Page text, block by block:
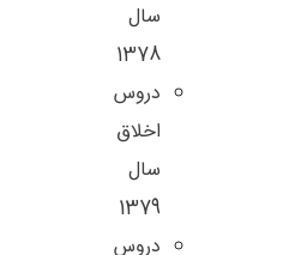
سال
1378
دروس
اخلاق
سال
1379
دروس